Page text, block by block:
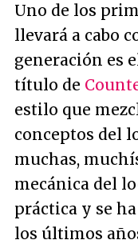
Uno de los
llevará a cabo
generación es
título de
estilo que
conceptos del
muchas,
mecánica del
práctica y se
los últimos